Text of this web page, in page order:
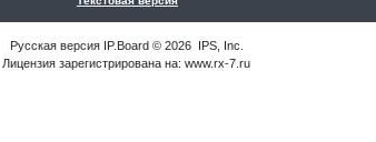
Русская версия IP.Board© 2026 IPS, Inc
Лицензия зарегистрирована на: www.rx-7.ru